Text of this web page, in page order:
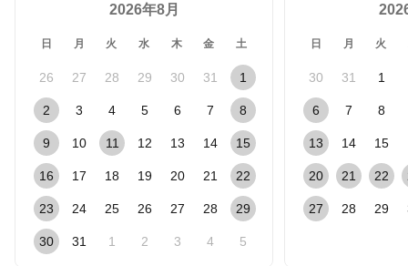
2026年8月
日 月 火 水 木 金 土
26 27 28 29 30 31 1
2 3 4 5 6 7 8
9 10 11 12 13 14 15
16 17 18 19 20 21 22
23 24 25 26 27 28 29
30 31 1 2 3 4 5
日 月 火
30 31 1
6 7 8
13 14 15
20 21 22
27 28 29